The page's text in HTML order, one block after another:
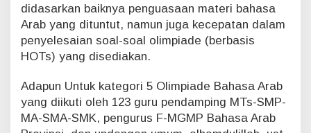
didasarkan baiknya penguasaan materi bahasa
Arab yang dituntut, namun juga kecepatan dalam
penyelesaian soal-soal olimpiade (berbasis
HOTs) yang disediakan.
Adapun Untuk kategori 5 Olimpiade Bahasa Arab
yang diikuti oleh 123 guru pendamping MTs-SMP-
MA-SMA-SMK, pengurus F-MGMP Bahasa Arab